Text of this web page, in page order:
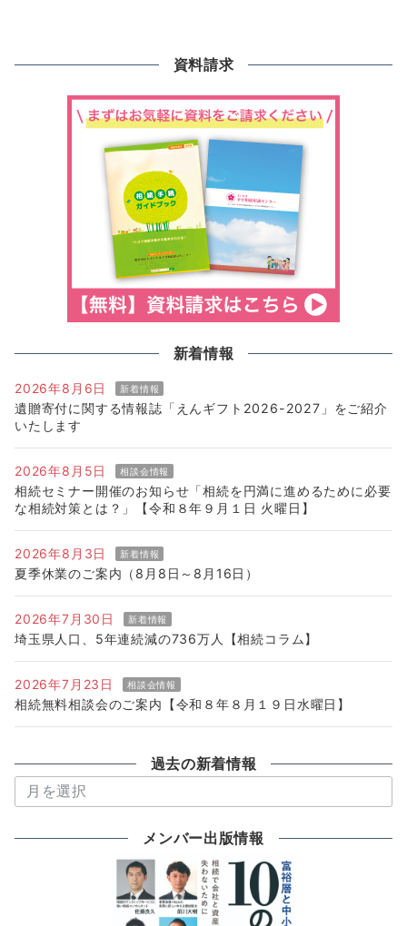
資料請求
新着情報
2026年8月6日 新着情報
遺贈寄付に関する情報誌「えんギフト2026-2027」をご紹介
いたします
2026年8月5日 相談会情報
相続セミナー開催のお知らせ「相続を円満に進めるために必要
な相続対策とは？」【令和８年９月１日 火曜日】
2026年8月3日 新着情報
夏季休業のご案内（8月8日～8月16日）
2026年7月30日 新着情報
埼玉県人口、5年連続減の736万人【相続コラム】
2026年7月23日 相談会情報
相続無料相談会のご案内【令和８年８月１９日水曜日】
過去の新着情報
去
メンバー出版情報